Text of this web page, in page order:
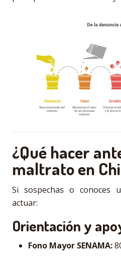
¿Qué hacer
maltrato en
Si sospechas o conoces
actuar:
Orientación y
Fono Mayor SENAMA: